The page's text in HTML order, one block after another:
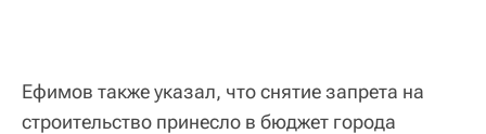
Ефимов также указал, что снятие запрета на
строительство принесло в бюджет города